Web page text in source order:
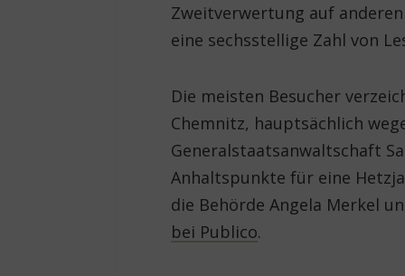
Zweitverwertung auf
eine sechsstellige Zahl von
Die meisten Besucher
Chemnitz, hauptsächlich
Generalstaatsanwaltschaft
Anhaltspunkte für eine
die Behörde Angela Merkel
bei Publico.